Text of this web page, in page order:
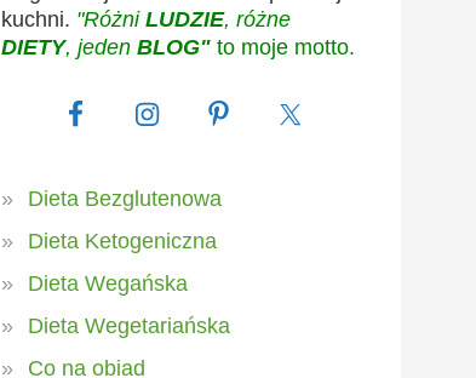
kuchni. "Różni LUDZIE, różne
DIETY, jeden BLOG" to moje motto.
Dieta Bezglutenowa
Dieta Ketogeniczna
Dieta Wegańska
Dieta Wegetariańska
Co na obiad